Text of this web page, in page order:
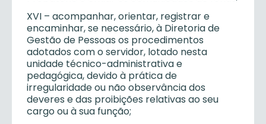
XVI – acompanhar, orientar, registrar e
encaminhar, se necessário, à Diretoria de
Gestão de Pessoas os procedimentos
adotados com o servidor, lotado nesta
unidade técnico-administrativa e
pedagógica, devido à prática de
irregularidade ou não observância dos
deveres e das proibições relativas ao seu
cargo ou à sua função;